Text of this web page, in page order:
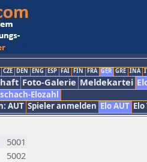
CZE DEN ENG ESP FAI FIN FRA GER GRE INA
Foto-Galerie Meldekartei
Elozahl
AUT Spieler anmelden Elo AUT
5001
5002